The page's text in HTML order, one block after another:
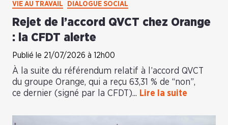
VIE AU TRAVAIL DIALOGUE SOCIAL
Rejet de l’accord QVCT chez Orange
: la CFDT alerte
Publié le 21/07/2026 à 12h00
À la suite du référendum relatif à l’accord QVCT
du groupe Orange, qui a reçu 63,31 % de “non”,
ce dernier (signé par la CFDT)... Lire la suite